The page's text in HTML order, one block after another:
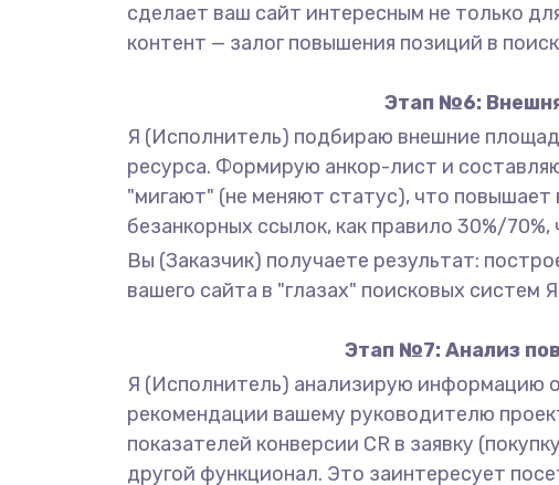
сделает ваш сайт интересным не только
контент — залог повышения позиций в
Этап №6:
Я (Исполнитель) подбираю внешние
ресурса. Формирую анкор-лист и
"мигают" (не меняют статус), что
безанкорных ссылок, как правило 30%/
Вы (Заказчик) получаете результат:
вашего сайта в "глазах" поисковых систем
Этап №7: Анализ
Я (Исполнитель) анализирую информацию
рекомендации вашему руководителю
показателей конверсии CR в заявку
другой функционал. Это заинтересует